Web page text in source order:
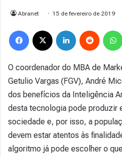
Abranet 15 de fevereiro de 2019
O coordenador do MBA de
Getulio Vargas (FGV), André
dos benefícios da Inteligência
desta tecnologia pode produzir
sociedade e, por isso, a
devem estar atentos às
algoritmo já pode escolher o